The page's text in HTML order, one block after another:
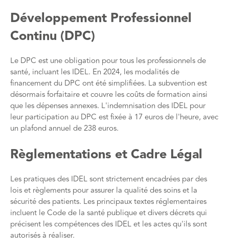
Développement Professionnel
Continu (DPC)
Le DPC est une obligation pour tous les professionnels de
santé, incluant les IDEL. En 2024, les modalités de
financement du DPC ont été simplifiées. La subvention est
désormais forfaitaire et couvre les coûts de formation ainsi
que les dépenses annexes. L'indemnisation des IDEL pour
leur participation au DPC est fixée à 17 euros de l'heure, avec
un plafond annuel de 238 euros.
Règlementations et Cadre Légal
Les pratiques des IDEL sont strictement encadrées par des
lois et règlements pour assurer la qualité des soins et la
sécurité des patients. Les principaux textes réglementaires
incluent le Code de la santé publique et divers décrets qui
précisent les compétences des IDEL et les actes qu'ils sont
autorisés à réaliser​.